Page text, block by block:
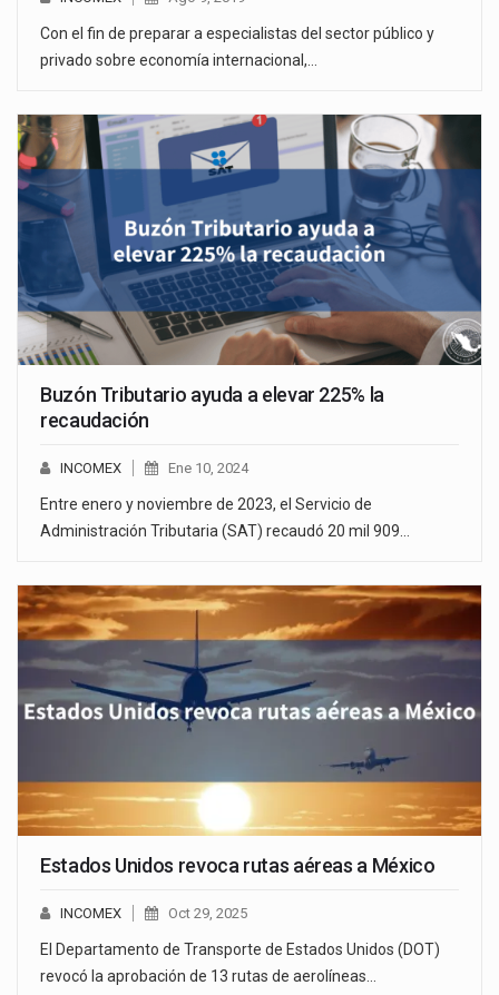
Con el fin de preparar a especialistas del sector público y
privado sobre economía internacional,…
Buzón Tributario ayuda a elevar 225% la
recaudación
INCOMEX Ene 10, 2024
Entre enero y noviembre de 2023, el Servicio de
Administración Tributaria (SAT) recaudó 20 mil 909…
Estados Unidos revoca rutas aéreas a México
INCOMEX Oct 29, 2025
El Departamento de Transporte de Estados Unidos (DOT)
revocó la aprobación de 13 rutas de aerolíneas…